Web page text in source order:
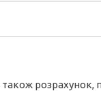
розрахунок,